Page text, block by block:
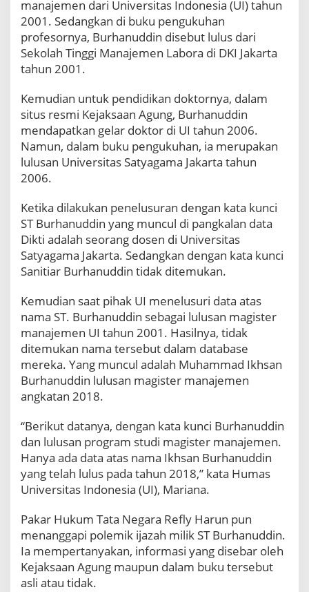
u
C
o
o
u
r
h
a
n
u
i
!
manajemen dari Universitas Indonesia (UI) tahun
2001. Sedangkan di buku pengukuhan
profesornya, Burhanuddin disebut lulus dari
Sekolah Tinggi Manajemen Labora di DKI Jakarta
tahun 2001.
Kemudian untuk pendidikan doktornya, dalam
situs resmi Kejaksaan Agung, Burhanuddin
mendapatkan gelar doktor di UI tahun 2006.
Namun, dalam buku pengukuhan, ia merupakan
lulusan Universitas Satyagama Jakarta tahun
2006.
Ketika dilakukan penelusuran dengan kata kunci
ST Burhanuddin yang muncul di pangkalan data
Dikti adalah seorang dosen di Universitas
Satyagama Jakarta. Sedangkan dengan kata kunci
Sanitiar Burhanuddin tidak ditemukan.
Kemudian saat pihak UI menelusuri data atas
nama ST. Burhanuddin sebagai lulusan magister
manajemen UI tahun 2001. Hasilnya, tidak
ditemukan nama tersebut dalam database
mereka. Yang muncul adalah Muhammad Ikhsan
Burhanuddin lulusan magister manajemen
angkatan 2018.
“Berikut datanya, dengan kata kunci Burhanuddin
dan lulusan program studi magister manajemen.
Hanya ada data atas nama Ikhsan Burhanuddin
yang telah lulus pada tahun 2018,” kata Humas
Universitas Indonesia (UI), Mariana.
Pakar Hukum Tata Negara Refly Harun pun
menanggapi polemik ijazah milik ST Burhanuddin.
Ia mempertanyakan, informasi yang disebar oleh
Kejaksaan Agung maupun dalam buku tersebut
asli atau tidak.